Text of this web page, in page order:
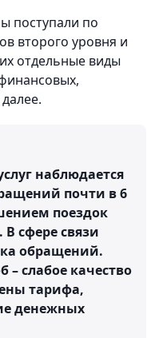
поступали по
второго уровня и
отдельные виды
наблюдается
почти в 6
поездок
сфере связи
обращений.
слабое качество
тарифа,
денежных